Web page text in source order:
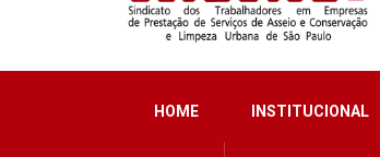
HOME INSTITUCIONAL